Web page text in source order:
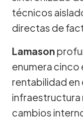
técnicos
directas de
Lamason
enumera
rentabilidad en
infraestructura
cambios